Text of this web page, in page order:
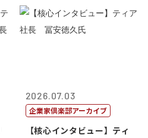
2026.07.03
企業家倶楽部アーカイブ
【核心インタビュー】ティ